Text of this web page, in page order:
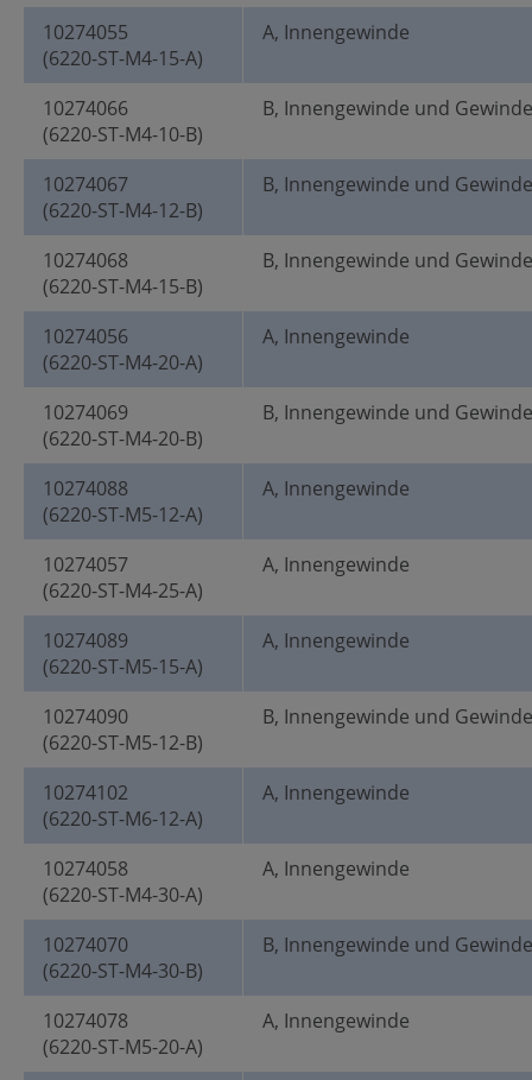
10274055
(6220-ST-M4-15-A)
A, Innengewinde
10274066
(6220-ST-M4-10-B)
B, Innengewinde und
10274067
(6220-ST-M4-12-B)
B, Innengewinde und
10274068
(6220-ST-M4-15-B)
B, Innengewinde und
10274056
(6220-ST-M4-20-A)
A, Innengewinde
10274069
(6220-ST-M4-20-B)
B, Innengewinde und
10274088
(6220-ST-M5-12-A)
A, Innengewinde
10274057
(6220-ST-M4-25-A)
A, Innengewinde
10274089
(6220-ST-M5-15-A)
A, Innengewinde
10274090
(6220-ST-M5-12-B)
B, Innengewinde und
10274102
(6220-ST-M6-12-A)
A, Innengewinde
10274058
(6220-ST-M4-30-A)
A, Innengewinde
10274070
(6220-ST-M4-30-B)
B, Innengewinde und
10274078
(6220-ST-M5-20-A)
A, Innengewinde